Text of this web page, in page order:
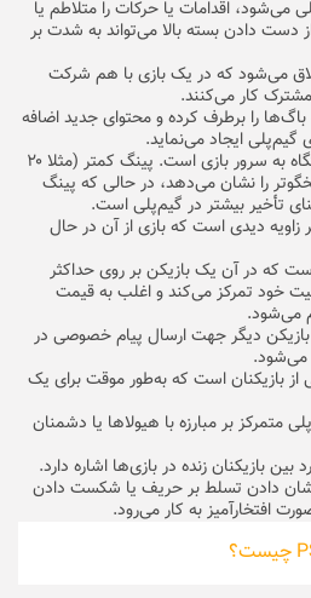
می‌شود، اقدامات یا حرکات را متلاطم یا
دست دادن بسته بالا می‌تواند به شدت بر
می‌شود که در یک بازی با هم شرکت
کار می‌کنند.
را برطرف کرده و محتوای جدید اضافه
گیم‌پلی ایجاد می‌نماید.
زمان لازم برای اتصال دستگاه به سرور بازی است. پینگ کمتر (مثلا ۲۰
را نشان می‌دهد، در حالی که پینگ
زاویه‌ دیدی است که بازی از آن در حال
که در آن یک بازیکن بر روی حداکثر
خود تمرکز می‌کند و اغلب به قیمت
می‌شود.
بازیکن دیگر جهت ارسال پیام خصوصی در
می‌شود.
از بازیکنان است که به‌طور موقت برای یک
متمرکز بر مبارزه با هیولاها یا دشمنان
بین بازیکنان زنده در بازی‌ها اشاره دارد.
دادن تسلط بر حریف یا شکست دادن
افتخارآمیز به کار می‌رود.